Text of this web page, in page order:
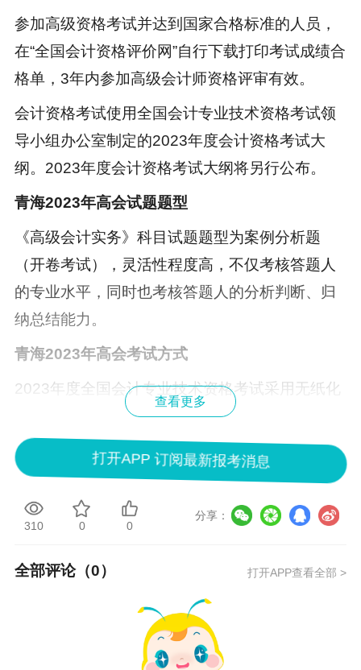
参加高级资格考试并达到国家合格标准的人员，
在“全国会计资格评价网”自行下载打印考试成绩合
格单，3年内参加高级会计师资格评审有效。
会计资格考试使用全国会计专业技术资格考试领
导小组办公室制定的2023年度会计资格考试大
纲。2023年度会计资格考试大纲将另行公布。
青海2023年高会试题题型
《高级会计实务》科目试题题型为案例分析题
（开卷考试），灵活性程度高，不仅考核答题人
的专业水平，同时也考核答题人的分析判断、归
纳总结能力。
青海2023年高会考试方式
2023年度全国会计专业技术资格考试采用无纸化
说明：因考试政策、内容不断变化与调整，正保
会计网校提供的以上信息仅供参考，如有异议请
考生以官方部门公布的内容为准！
查看更多
打开APP 订阅最新报考消息
310 0 0
分享：
全部评论（0） 打开APP查看全部 >